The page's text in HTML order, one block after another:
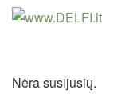
Nėra susijusių.